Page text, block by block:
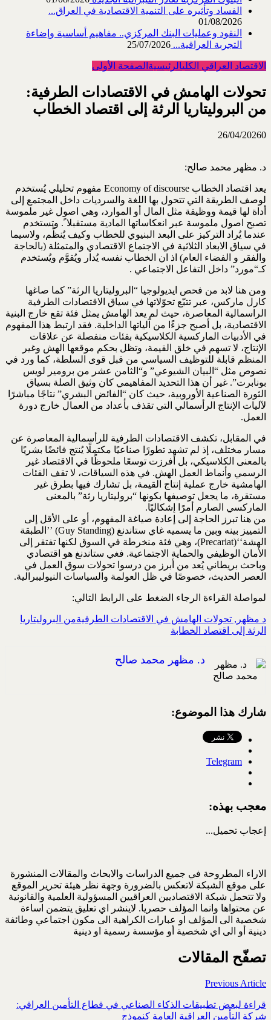
الفساد وتأثيره على التنمية الاقتصادية في العراق...
01/08/2026
النقود وعمليات البنك المركزي.. مفاهيم أساسية وإضاءة
التجربة العراقية... 25/07/2026
الاقتصاد العراقي الكليالرئيسية الصفحة الأولى
تحولات الهامش في الاقتصادات الطرفية:
من البروليتاريا الرثة إلى اقتصاد الخطاب
26/04/20260
د. مظهر محمد صالح:
يعد اقتصاد الخطاب ‏Economy of discourse‏ مفهوم تحليلي يُستخدم
لوصف الطريقة التي تتحول بها ‏اللغة والسرديات داخل المجتمع إلى
أداة لها قيمة ووظيفة مثل المال أو الموارد، وهي اصول غير ملموسة
‏تصبح اصول ملموسة عبر انعكاساتها المادية مستقبلا ً. وتستخدم
عندما يُراد التركيز على البعد البنيوي ‏للخطاب وكيف يُنظَّم، ولاسيما
في سياق الابعاد الثلاثية في الاجتماع الاقتصادي والمتمثلة (بالحاجة
والفقر و ‏الفضاء العام) اذ ان الخطاب نفسه يُدار ويُقوَّم ويُستخدم
كـ“مورد” داخل التفاعل الاجتماعي .‏
ومن هنا لابد من فحص ايديولوجيا “البروليتاريا الرثة” كما صاغها
كارل ماركس، عبر تتبّع تحوّلاتها في ‏سياق الاقتصادات الطرفية
الراسمالية المعاصرة، حيث لم يعد الهامش يمثل فئة تقع خارج البنية
الاقتصادية، ‏بل أصبح جزءًا من آلياتها الداخلية. فقد ارتبط هذا المفهوم
في الأدبيات الماركسية الكلاسيكية بفئات منفصلة ‏عن علاقات
الإنتاج، لا تسهم في خلق القيمة، وتظل بحكم موقعها الهش وغير
المنظم قابلة للتوظيف السياسي ‏من قبل قوى السلطة، كما ورد في
نصوص مثل “البيان الشيوعي” و“الثامن عشر من برومير لويس
‏بونابرت”. غير أن هذا التحديد المفاهيمي كان وثيق الصلة بسياق
الثورة الصناعية الأوروبية، حيث كان ‏‏“الفائض البشري” نتاجًا مباشرًا
لآليات الإنتاج الرأسمالي التي تقذف بأعداد من العمال خارج دورة
العمل.‏
في المقابل، تكشف الاقتصادات الطرفية للرأسمالية المعاصرة عن
مسار مختلف، إذ لم تشهد تطورًا صناعيًا ‏مكتملًا يُنتج فائضًا بشريًا
بالمعنى الكلاسيكي، بل أفرزت توسعًا ملحوظًا في الاقتصاد غير
الرسمي وأنماط ‏العمل الهش. في هذه السياقات، لا تقف الفئات
الهامشية خارج عملية إنتاج القيمة، بل تشارك فيها بطرق غير
‏مستقرة، ما يجعل توصيفها بكونها “بروليتاريا رثة” بالمعنى
الماركسي الصارم أمرًا إشكاليًا. ‏
من هنا تبرز الحاجة إلى إعادة صياغة المفهوم، أو على الأقل إلى
التمييز بينه وبين ما يسميه غاي ستاندنغ ‏‏(‏Guy Standing‏) ’’الطبقة
الهشة‘‘‏Precariat)‎‏)، وهي فئة منخرطة في السوق لكنها تفتقر إلى
الأمان ‏الوظيفي والحماية الاجتماعية. فغي ستاندنغ هو اقتصادي
وباحث بريطاني يُعد من أبرز من درسوا تحولات ‏سوق العمل في
العصر الحديث، خصوصًا في ظل العولمة والسياسات النيوليبرالية.‏
لمواصلة القراءة الرجاء الضغط على الرابط التالي:
د مظهر, تحولات الهامش في الاقتصادات الطرفيةمن البروليتاريا
الرثة إلى اقتصاد الخطابة‏‏
د. مظهر محمد صالح
شارك هذا الموضوع:
Telegram
معجب بهذه:
إعجاب تحميل...
الاراء المطروحة في جميع الدراسات والابحاث والمقالات المنشورة
على موقع الشبكة لاتعكس بالضرورة وجهة نظر هيئة تحرير الموقع
ولا تتحمل شبكة الاقتصاديين العراقيين المسؤولية العلمية والقانونية
عن محتواها وانما المؤلف حصريا. لاينشر اي تعليق يتضمن اساءة
شخصية الى المؤلف او عبارات الكراهية الى مكون اجتماعي وطائفة
دينية أو الى اي شخصية أو مؤسسة رسمية او دينية
تصفّح المقالات
Previous Article
قراءة لبعض تطبيقات الذكاء الصناعي في قطاع التأمين ‏العراقي:
شركة التأمين العراقية العامة كنموذج